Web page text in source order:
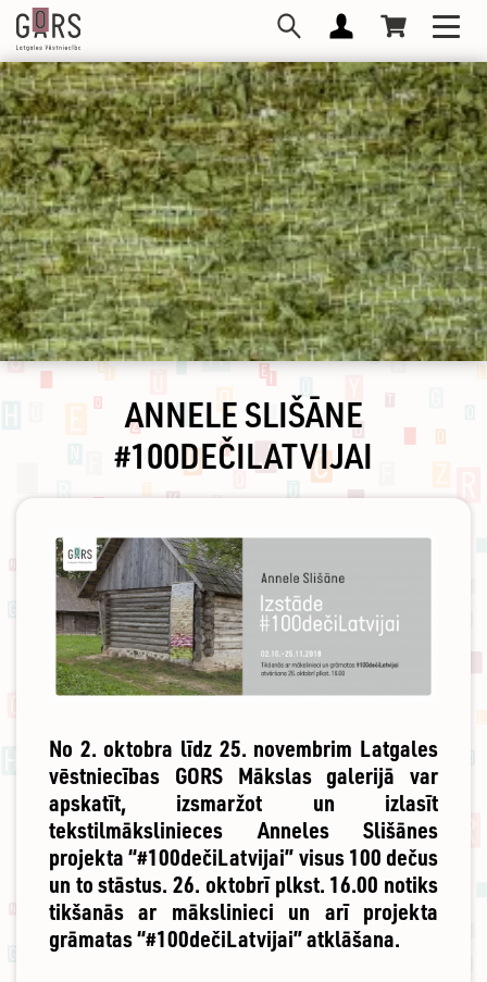
Pārlekt
galveno
saturu
ANNELE SLIŠĀNE
#100DEČILATVIJAI
No 2. oktobra līdz 25. novembrim Latgales
vēstniecības GORS Mākslas galerijā var
apskatīt, izsmaržot un izlasīt
tekstilmākslinieces Anneles Slišānes
projekta “#100dečiLatvijai” visus 100 dečus
un to stāstus. 26. oktobrī plkst. 16.00 notiks
tikšanās ar mākslinieci un arī projekta
grāmatas “#100dečiLatvijai” atklāšana.